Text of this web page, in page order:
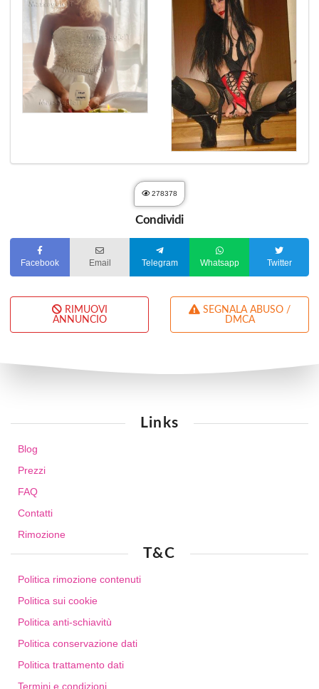
278378
Condividi
Facebook Email Telegram Whatsapp Twitter
RIMUOVI
ANNUNCIO
DMCA
Links
Blog
Prezzi
FAQ
Contatti
Rimozione
T&C
Politica rimozione contenuti
Politica sui cookie
Politica anti-schiavitù
Politica conservazione dati
Politica trattamento dati
Termini e condizioni